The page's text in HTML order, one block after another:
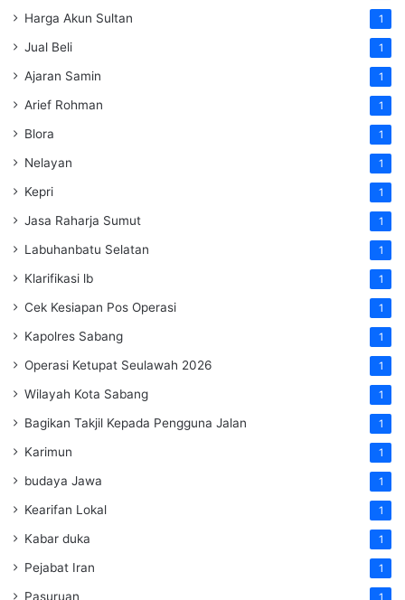
Harga Akun Sultan 1
Jual Beli 1
Ajaran Samin 1
Arief Rohman 1
Blora 1
Nelayan 1
Kepri 1
Jasa Raharja Sumut 1
Labuhanbatu Selatan 1
Klarifikasi lb 1
Cek Kesiapan Pos Operasi 1
Kapolres Sabang 1
Operasi Ketupat Seulawah 2026 1
Wilayah Kota Sabang 1
Bagikan Takjil Kepada Pengguna Jalan 1
Karimun 1
budaya Jawa 1
Kearifan Lokal 1
Kabar duka 1
Pejabat Iran 1
Pasuruan 1